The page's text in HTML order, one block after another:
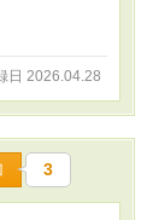
日 2026.04.28
3